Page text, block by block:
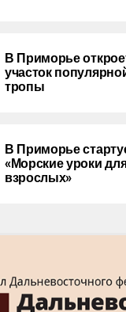
В Приморье
участок
тропы
В Приморье
«Морские уроки
взрослых»